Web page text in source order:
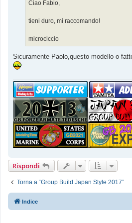
Ciao Fabio,
tieni duro, mi raccomando!
microciccio
Sicuramente Paolo,questo modello o
Rispondi
Torna a “Group Build Japan Style 2017”
Indice